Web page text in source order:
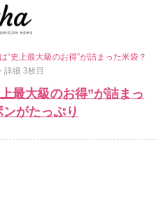
“史上最大級のお得”が詰まった米袋？
詳細 3枚目
最大級のお得”が詰まっ
がたっぷり